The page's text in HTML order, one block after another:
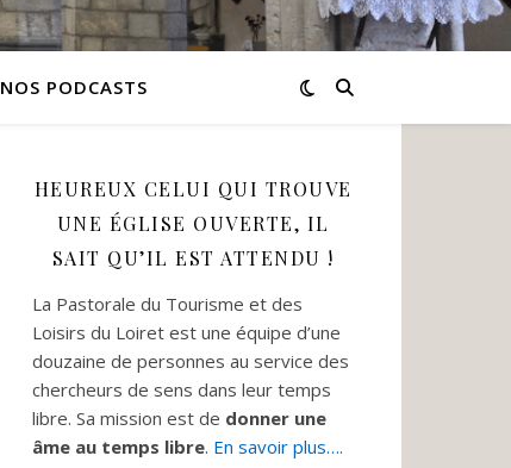
NOS PODCASTS
HEUREUX CELUI QUI TROUVE
UNE ÉGLISE OUVERTE, IL
SAIT QU’IL EST ATTENDU !
La Pastorale du Tourisme et des
Loisirs du Loiret est une équipe d’une
douzaine de personnes au service des
chercheurs de sens dans leur temps
libre. Sa mission est de donner une
âme au temps libre. En savoir plus….